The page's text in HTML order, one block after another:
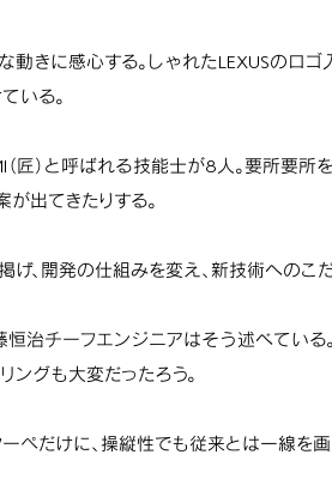
動きに感心する。しゃれたLEXUSのロ
いる。
匠）と呼ばれる技能士が8人。要所要
が出てきたりする。
げ、開発の仕組みを変え、新技術へのこ
治チーフエンジニアはそう述べてい
ングも大変だったろう。
ペだけに、操縦性でも従来とは一線を